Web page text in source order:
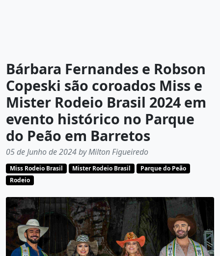
Bárbara Fernandes e Robson
Copeski são coroados Miss e
Mister Rodeio Brasil 2024 em
evento histórico no Parque
do Peão em Barretos
05 de Junho de 2024 by Milton Figueiredo
Miss Rodeio Brasil Mister Rodeio Brasil
Parque do Peão
Rodeio